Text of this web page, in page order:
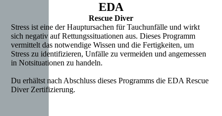
EDA
Rescue Diver
Stress ist eine der Hauptursachen für Tauchunfälle und wirkt
sich negativ auf Rettungssituationen aus. Dieses Programm
vermittelt das notwendige Wissen und die Fertigkeiten, um
Stress zu identifizieren, Unfälle zu vermeiden und angemessen
in Notsituationen zu handeln.
Du erhältst nach Abschluss dieses Programms die EDA Rescue
Diver Zertifizierung.